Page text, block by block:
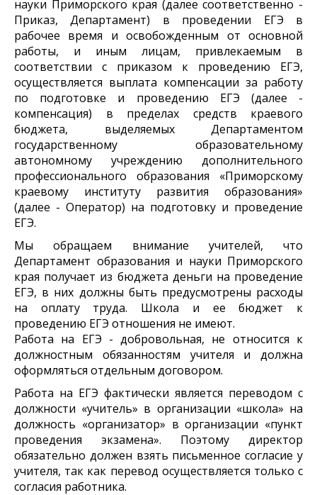
науки Приморского края (далее соответственно -
Приказ, Департамент) в проведении ЕГЭ в
рабочее время и освобожденным от основной
работы, и иным лицам, привлекаемым в
соответствии с приказом к проведению ЕГЭ,
осуществляется выплата компенсации за работу
по подготовке и проведению ЕГЭ (далее -
компенсация) в пределах средств краевого
бюджета, выделяемых Департаментом
государственному образовательному
автономному учреждению дополнительного
профессионального образования «Приморскому
краевому институту развития образования»
(далее - Оператор) на подготовку и проведение
ЕГЭ.
Мы обращаем внимание учителей, что
Департамент образования и науки Приморского
края получает из бюджета деньги на проведение
ЕГЭ, в них должны быть предусмотрены расходы
на оплату труда. Школа и ее бюджет к
проведению ЕГЭ отношения не имеют.
Работа на ЕГЭ - добровольная, не относится к
должностным обязанностям учителя и должна
оформляться отдельным договором.
Работа на ЕГЭ фактически является переводом с
должности «учитель» в организации «школа» на
должность «организатор» в организации «пункт
проведения экзамена». Поэтому директор
обязательно должен взять письменное согласие у
учителя, так как перевод осуществляется только с
согласия работника.